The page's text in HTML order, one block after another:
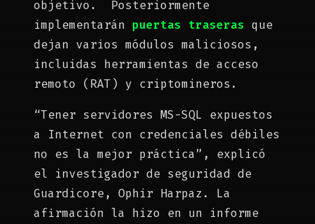
objetivo. Posteriormente
implementarán puertas traseras que
dejan varios módulos maliciosos,
incluidas herramientas de acceso
remoto (RAT) y criptomineros.
“Tener servidores MS-SQL expuestos
a Internet con credenciales débiles
no es la mejor práctica”, explicó
el investigador de seguridad de
Guardicore, Ophir Harpaz. La
afirmación la hizo en un informe